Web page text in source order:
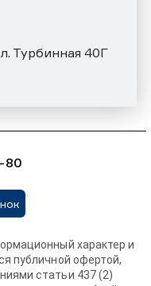
Турбинная 40Г
80
характер и
публичной офертой,
статьи 437 (2)